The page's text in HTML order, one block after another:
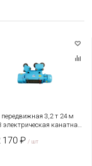
3,2 т 24 м
электрическая канатная
170 ₽ / шт